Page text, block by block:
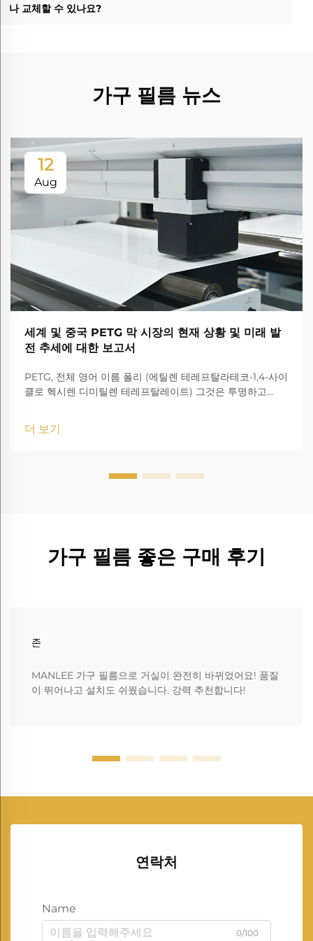
나 교체할 수 있나요?
가구 필름 뉴스
12
Aug
세계 및 중국 PETG 막 시장의 현재 상황 및 미래 발
전 추세에 대한 보고서
PETG, 전체 영어 이름 폴리 (에틸렌 테레프탈라테코-1,4-사이
클로 헥시렌 디미틸렌 테레프탈레이트) 그것은 투명하고
더 보기
가구 필름 좋은 구매 후기
존
MANLEE 가구 필름으로 거실이 완전히 바뀌었어요! 품질
이 뛰어나고 설치도 쉬웠습니다. 강력 추천합니다!
연락처
Name
0/100